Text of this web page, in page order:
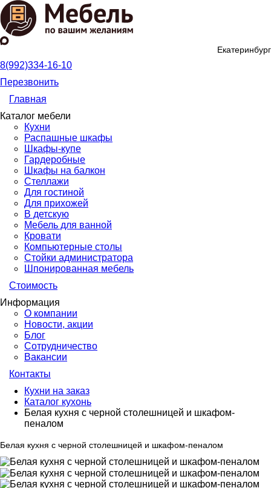
Екатеринбург
8(992)334-16-10
Перезвонить
Главная
Каталог мебели
Кухни
Распашные шкафы
Шкафы-купе
Гардеробные
Шкафы на балкон
Стеллажи
Для гостиной
Для прихожей
В детскую
Мебель для ванной
Кровати
Компьютерные столы
Стойки администратора
Шпонированная мебель
Стоимость
Информация
О компании
Новости, акции
Блог
Сотрудничество
Вакансии
Контакты
Кухни на заказ
Каталог кухонь
Белая кухня с черной столешницей и шкафом-
пеналом
Белая кухня с черной столешницей и шкафом-пеналом